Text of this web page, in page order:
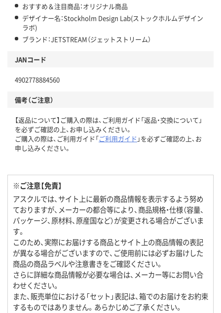
おすすめ＆注目商品：オリジナル商品
デザイナー名：Stockholm Design Lab(ストックホルムデザイン
ラボ)
ブランド：JETSTREAM（ジェットストリーム）
JANコード
4902778884560
備考（ご注意）
【返品について】ご購入の際は、ご利用ガイド「返品・交換について」
を必ずご確認の上、お申し込みください。
ご購入の際は、ご利用ガイド「ご利用ガイド 」を必ずご確認の上、お
申し込みください。
※ご注意【免責】
アスクルでは、サイト上に最新の商品情報を表示するよう努め
ておりますが、メーカーの都合等により、商品規格・仕様（容量、
パッケージ、原材料、原産国など）が変更される場合がございま
す。
このため、実際にお届けする商品とサイト上の商品情報の表記
が異なる場合がございますので、ご使用前には必ずお届けした
商品の商品ラベルや注意書きをご確認ください。
さらに詳細な商品情報が必要な場合は、メーカー等にお問い合
わせください。
また、販売単位における「セット」表記は、箱でのお届けをお約束
するものではありません。あらかじめご了承ください。